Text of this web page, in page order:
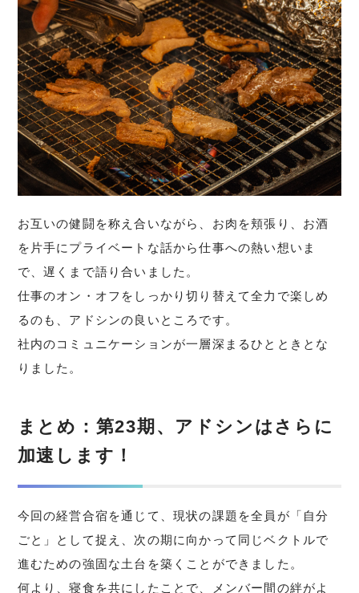
お互いの健闘を称え合いながら、お肉を頬張り、お酒
を片手にプライベートな話から仕事への熱い想いま
で、遅くまで語り合いました。
仕事のオン・オフをしっかり切り替えて全力で楽しめ
るのも、アドシンの良いところです。
社内のコミュニケーションが一層深まるひとときとな
りました。
まとめ：第23期、アドシンはさらに
加速します！
今回の経営合宿を通じて、現状の課題を全員が「自分
ごと」として捉え、次の期に向かって同じベクトルで
進むための強固な土台を築くことができました。
何より、寝食を共にしたことで、メンバー間の絆がよ